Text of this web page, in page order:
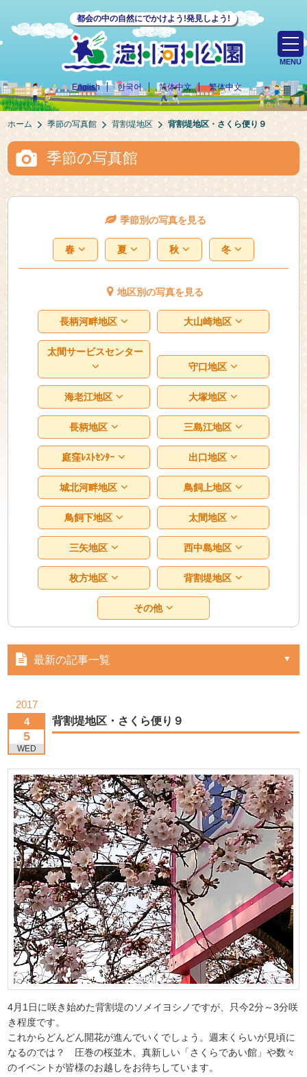
都会の中の自然にでかけよう!発見しよう!
English 한국어 简体中文 繁体中文
MENU
ホーム 季節の写真館 背割堤地区 背割堤地区・さくら便り９
季節の写真館
季節別の写真を見る
春 夏 秋 冬
地区別の写真を見る
長柄河畔地区 大山崎地区
太間サービスセンター
守口地区
海老江地区 大塚地区
長柄地区 三島江地区
庭窪ﾚｽﾄｾﾝﾀｰ 出口地区
城北河畔地区 鳥飼上地区
鳥飼下地区 太間地区
三矢地区 西中島地区
枚方地区 背割堤地区
その他
最新の記事一覧
2017
4
5
WED
背割堤地区・さくら便り９
4月1日に咲き始めた背割堤のソメイヨシノですが、只今2分～3分咲
き程度です。
これからどんどん開花が進んでいくでしょう。週末くらいが見頃に
なるのでは？ 圧巻の桜並木、真新しい「さくらであい館」や数々
のイベントが皆様のお越しをお待ちしています。